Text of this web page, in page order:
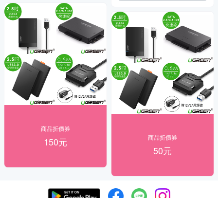
商品折價券
150元 商品折價券
50元